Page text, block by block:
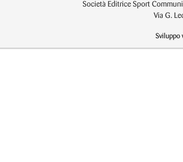
Società Editrice Sport
Via G.
Sviluppo